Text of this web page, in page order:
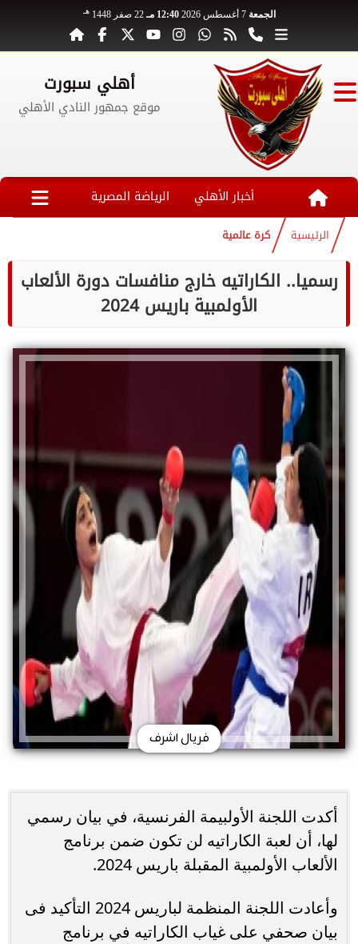
الجمعة 7 أغسطس 2026 12:40 مـ 22 صفر 1448 هـ
أهلي سبورت
موقع جمهور النادي الأهلي
أخبار الأهلي الرياضة المصرية
الرئيسية كرة عالمية
رسميا.. الكاراتيه خارج منافسات دورة الألعاب
الأولمبية باريس 2024
فريال اشرف
أكدت اللجنة الأولبيمة الفرنسية، في بيان رسمي
لها، أن لعبة الكاراتيه لن تكون ضمن برنامج
الألعاب الأولمبية المقبلة باريس 2024.
وأعادت اللجنة المنظمة لباريس 2024 التأكيد فى
بيان صحفي على غياب الكاراتيه في برنامج